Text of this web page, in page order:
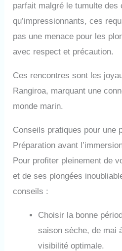
parfait malgré le tumulte des
qu’impressionnants, ces
pas une menace pour les
avec respect et précaution.
Ces rencontres sont les
Rangiroa, marquant une
monde marin.
Conseils pratiques pour une
Préparation avant
Pour profiter pleinement de
et de ses plongées
conseils :
Choisir la bonne
saison sèche, de mai
visibilité optimale.